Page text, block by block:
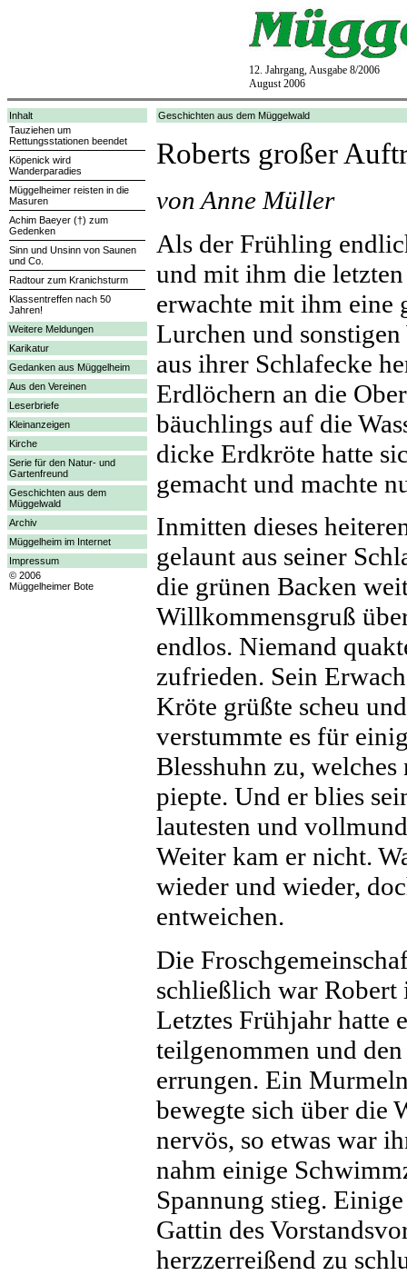
12. Jahrgang, Ausgabe 8/2006
August 2006
Inhalt
Tauziehen um
Rettungsstationen beendet
Köpenick wird
Wanderparadies
Müggelheimer reisten in die
Masuren
Achim Baeyer (†) zum
Gedenken
Sinn und Unsinn von Saunen
und Co.
Radtour zum Kranichsturm
Klassentreffen nach 50
Jahren!
Weitere Meldungen
Karikatur
Gedanken aus Müggelheim
Aus den Vereinen
Leserbriefe
Kleinanzeigen
Kirche
Serie für den Natur- und
Gartenfreund
Geschichten aus dem
Müggelwald
Archiv
Müggelheim im Internet
Impressum
© 2006
Müggelheimer Bote
Geschichten aus dem Müggelwald
Roberts großer
von Anne Müller
Als der Frühling
und mit ihm die
erwachte mit ihm eine
Lurchen und
aus ihrer Schlafecke
Erdlöchern an die
bäuchlings auf die
dicke Erdkröte hatte
gemacht und machte
Inmitten dieses
gelaunt aus seiner
die grünen Backen
Willkommensgruß
endlos. Niemand
zufrieden. Sein
Kröte grüßte scheu
verstummte es für
Blesshuhn zu,
piepte. Und er blies
lautesten und
Weiter kam er nicht.
wieder und wieder,
entweichen.
Die
schließlich war
Letztes Frühjahr hatte
teilgenommen und
errungen. Ein
bewegte sich über die
nervös, so etwas war
nahm einige
Spannung stieg.
Gattin des
herzzerreißend zu